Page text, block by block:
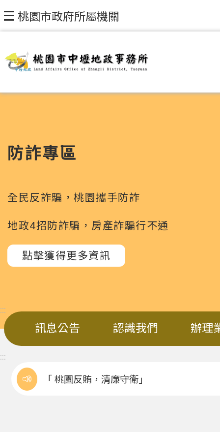
跳到主要內容區塊
桃園市政府所屬機關
防詐專區
全民反詐騙，桃園攜手防詐
地政4招防詐騙，房產詐騙行不通
點擊獲得更多資訊
:::
訊息公告 認識我們 辦理
:::
「 桃園反賄，清廉守衛」